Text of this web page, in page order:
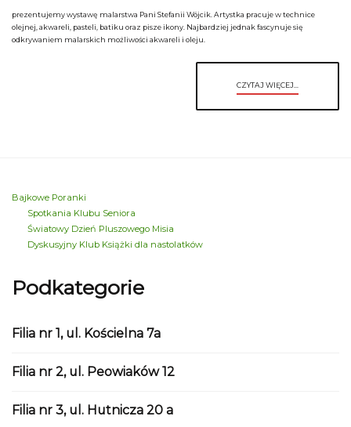
prezentujemy wystawę malarstwa Pani Stefanii Wójcik. Artystka pracuje w technice
olejnej, akwareli, pasteli, batiku oraz pisze ikony. Najbardziej jednak fascynuje się
odkrywaniem malarskich możliwości akwareli i oleju.
CZYTAJ WIĘCEJ...
Bajkowe Poranki
Spotkania Klubu Seniora
Światowy Dzień Pluszowego Misia
Dyskusyjny Klub Książki dla nastolatków
Podkategorie
Filia nr 1, ul. Kościelna 7a
Filia nr 2, ul. Peowiaków 12
Filia nr 3, ul. Hutnicza 20 a